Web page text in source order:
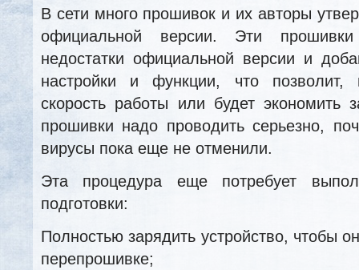
В сети много прошивок и их авторы
официальной версии. Эти
недостатки официальной версии и
настройки и функции, что позволит,
скорость работы или будет экономить
прошивки надо проводить серьезно,
вирусы пока еще не отменили.
Эта процедура еще потребует
подготовки:
Полностью зарядить устройство, чтобы
перепрошивке;